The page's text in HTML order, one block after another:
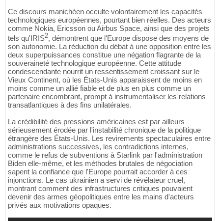
Ce discours manichéen occulte volontairement les capacités
technologiques européennes, pourtant bien réelles. Des acteurs
comme Nokia, Ericsson ou Airbus Space, ainsi que des projets
tels qu'IRIS2, démontrent que l'Europe dispose des moyens de
son autonomie. La réduction du débat à une opposition entre les
deux superpuissances constitue une négation flagrante de la
souveraineté technologique européenne. Cette attitude
condescendante nourrit un ressentissement croissant sur le
Vieux Continent, où les États-Unis apparaissent de moins en
moins comme un allié fiable et de plus en plus comme un
partenaire encombrant, prompt à instrumentaliser les relations
transatlantiques à des fins unilatérales.
La crédibilité des pressions américaines est par ailleurs
sérieusement érodée par l'instabilité chronique de la politique
étrangère des États-Unis. Les revirements spectaculaires entre
administrations successives, les contradictions internes,
comme le refus de subventions à Starlink par l'administration
Biden elle-même, et les méthodes brutales de négociation
sapent la confiance que l'Europe pourrait accorder à ces
injonctions. Le cas ukrainien a servi de révélateur cruel,
montrant comment des infrastructures critiques pouvaient
devenir des armes géopolitiques entre les mains d'acteurs
privés aux motivations opaques.